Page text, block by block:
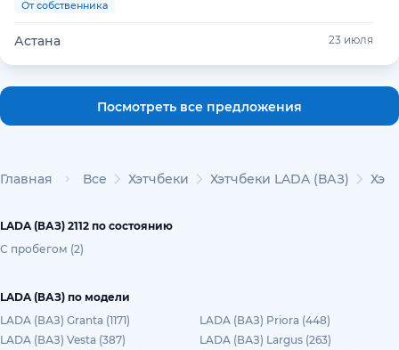
От собственника
Астана 23 июля
Посмотреть все предложения
Главная Все Хэтчбеки Хэтчбеки LADA (ВАЗ)
LADA (ВАЗ) 2112 по состоянию
С пробегом (2)
LADA (ВАЗ) по модели
LADA (ВАЗ) Granta (1171)
LADA (ВАЗ) Priora (448)
LADA (ВАЗ) Vesta (387)
LADA (ВАЗ) Largus (263)